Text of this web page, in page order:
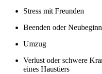
Stress mit Freunden
Beenden oder
Umzug
Verlust oder schwere
eines Haustiers